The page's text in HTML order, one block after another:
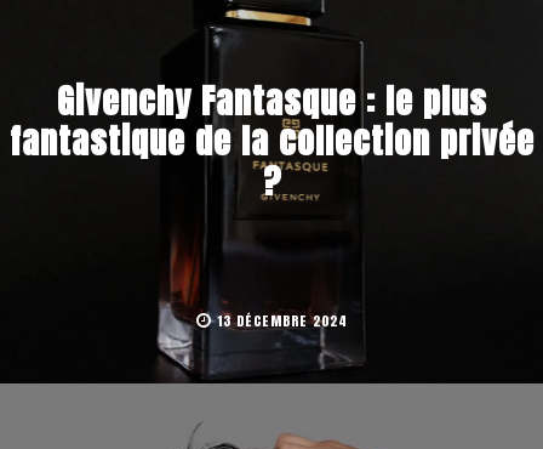
Givenchy Fantasque : le plus
fantastique de la collection privée
?
13 DÉCEMBRE 2024